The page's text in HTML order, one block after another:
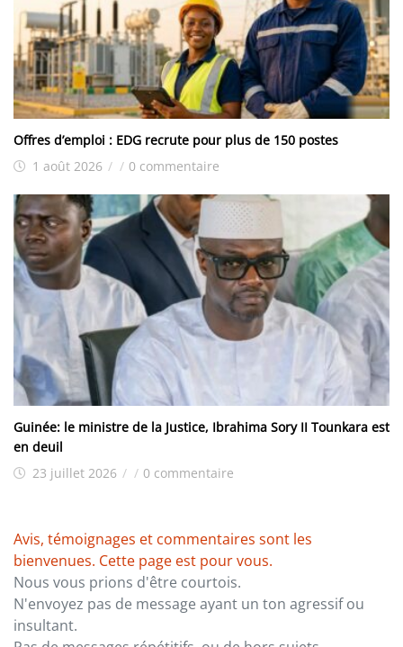
Offres d’emploi : EDG recrute pour plus de 150 postes
1 août 2026 / / 0 commentaire
Guinée: le ministre de la Justice, Ibrahima Sory II Tounkara est
en deuil
23 juillet 2026 / / 0 commentaire
Avis, témoignages et commentaires sont les
bienvenues. Cette page est pour vous.
Nous vous prions d'être courtois.
N'envoyez pas de message ayant un ton agressif ou
insultant.